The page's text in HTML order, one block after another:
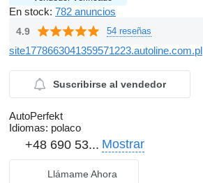
En stock: 782 anuncios
4.9 54 reseñas
site1778663041359571223.autoline.com.pl
Suscribirse al vendedor
AutoPerfekt
Idiomas: polaco
+48 690 53... Mostrar
Llámame Ahora